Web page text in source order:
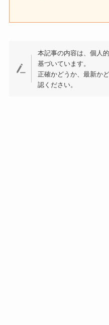
本記事の内容は、個人
基づいています。
正確かどうか、最新か
認ください。